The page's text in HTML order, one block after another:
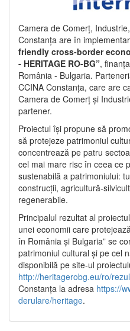
Camera de Comerț,
Constanța are în
friendly cross-border
- HERITAGE RO-BG”,
România - Bulgaria.
CCINA Constanța, care are
Camera de Comerț și
partener.
Proiectul își propune să
să protejeze patrimoniul
concentrează pe patru
cel mai mare risc în ceea ce
sustenabilă a patrimoniului:
construcții, agricultură-
regenerabile.
Principalul rezultat al
unei economii care
în România și Bulgaria” se
patrimoniul cultural și pe cel
disponibilă pe site-ul
http://heritagerobg.eu/ro/
Constanța la adresa https://
derulare/heritage.